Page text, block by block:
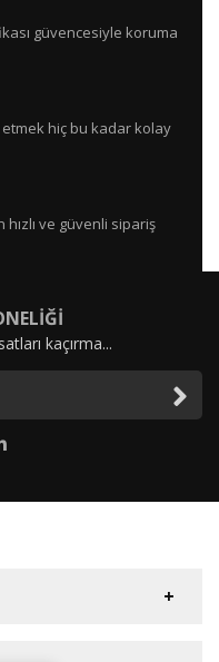
güvencesiyle koruma
etmek hiç bu kadar kolay
ve güvenli sipariş
kaçırma...